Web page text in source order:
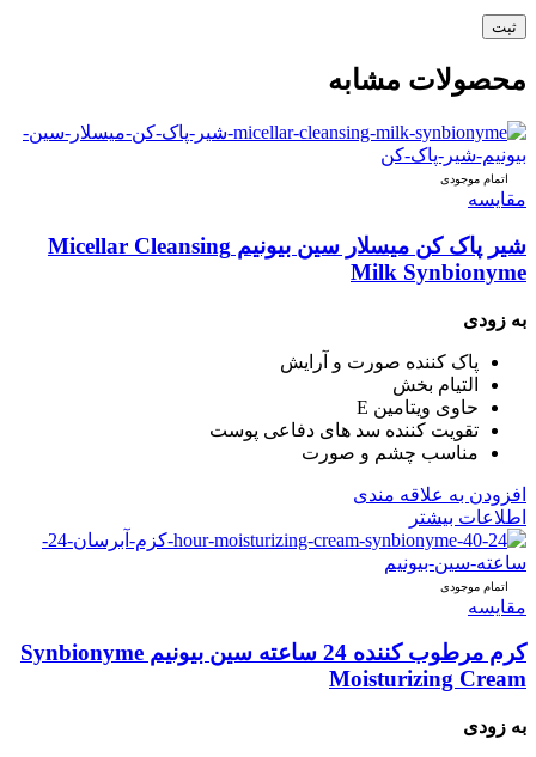
محصولات مشابه
اتمام موجودی
مقایسه
شیر پاک کن میسلار سین بیونیم Micellar Cleansing
Milk Synbionyme
به زودی
پاک کننده صورت و آرایش
التیام بخش
حاوی ویتامین E
تقویت کننده سد های دفاعی پوست
مناسب چشم و صورت
افزودن به علاقه مندی
اطلاعات بیشتر
اتمام موجودی
مقایسه
کرم مرطوب کننده 24 ساعته سین بیونیم Synbionyme
Moisturizing Cream
به زودی